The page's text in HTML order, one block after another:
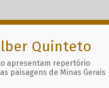
Quinteto
apresentam repertório
paisagens de Minas Gerais